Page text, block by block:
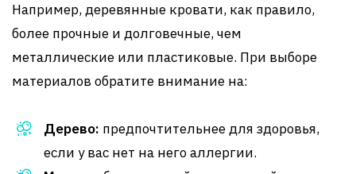
Например, деревянные кровати, как правило,
более прочные и долговечные, чем
металлические или пластиковые. При выборе
материалов обратите внимание на:
Дерево: предпочтительнее для здоровья,
если у вас нет на него аллергии.